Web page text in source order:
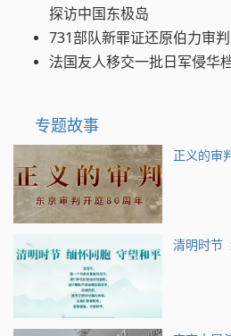
探访中国东极岛
731部队新罪证还原伯力审
法国友人移交一批日军侵华
专题故事
正义的审
清明时节